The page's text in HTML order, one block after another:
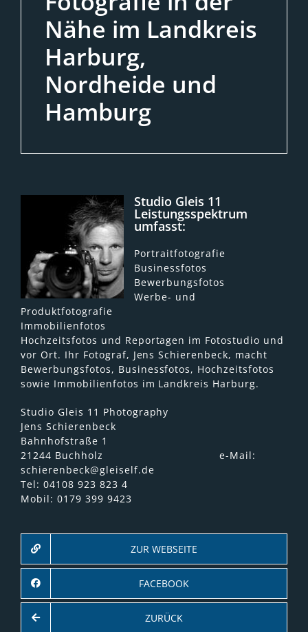
Nähe im Landkreis
Harburg,
Nordheide und
Hamburg
Studio Gleis 11
Leistungsspektrum
umfasst:
Portraitfotografie
Businessfotos
Bewerbungsfotos
Werbe- und
Produktfotografie
Immobilienfotos
Hochzeitsfotos und Reportagen im Fotostudio und
vor Ort. Ihr Fotograf, Jens Schierenbeck, macht
Bewerbungsfotos, Businessfotos, Hochzeitsfotos
sowie Immobilienfotos im Landkreis Harburg.
Studio Gleis 11 Photography
Jens Schierenbeck
Bahnhofstraße 1
21244 Buchholz e-Mail:
schierenbeck@gleiself.de
Tel: 04108 923 823 4
Mobil: 0179 399 9423
ZUR WEBSEITE
FACEBOOK
ZURÜCK